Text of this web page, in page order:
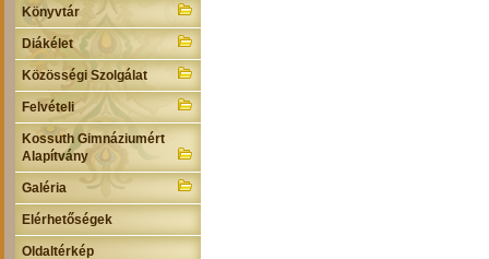
Könyvtár
Diákélet
Közösségi Szolgálat
Felvételi
Kossuth Gimnáziumért
Alapítvány
Galéria
Elérhetőségek
Oldaltérkép